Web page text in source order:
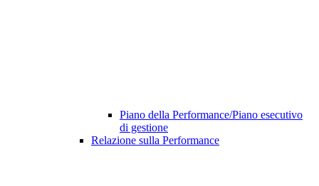
Piano della Performance/Piano esecutivo
di gestione
Relazione sulla Performance